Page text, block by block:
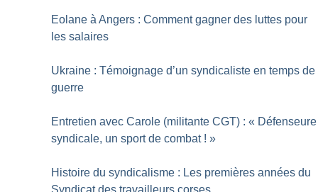
Eolane à Angers : Comment gagner des luttes pour
les salaires
Ukraine : Témoignage d’un syndicaliste en temps de
guerre
Entretien avec Carole (militante CGT) : « Défenseure
syndicale, un sport de combat ! »
Histoire du syndicalisme : Les premières années du